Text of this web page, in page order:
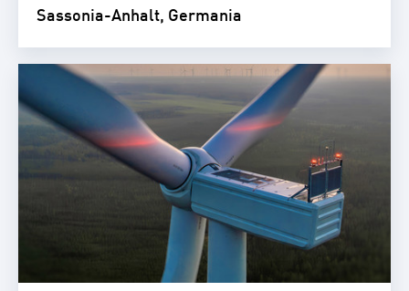
Sassonia-Anhalt, Germania